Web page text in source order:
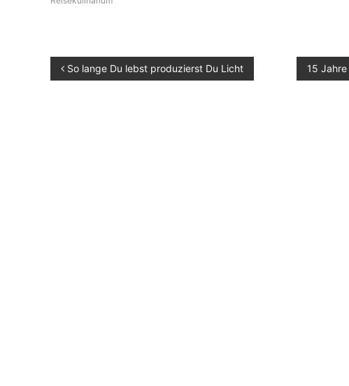
Beitragsnavigation
So lange Du lebst produzierst Du Licht 15 Jahre